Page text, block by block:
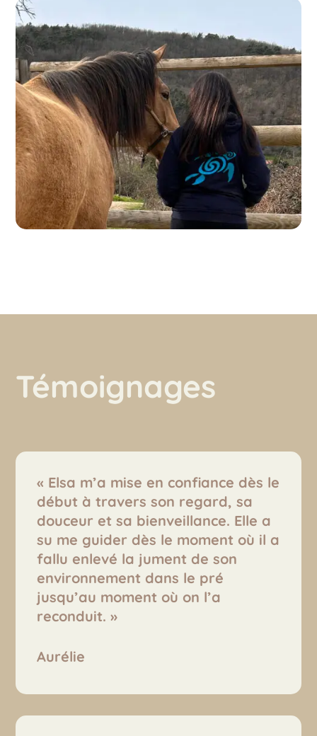
Témoignages
« Elsa m’a mise en confiance dès le
début à travers son regard, sa
douceur et sa bienveillance. Elle a
su me guider dès le moment où il a
fallu enlevé la jument de son
environnement dans le pré
jusqu’au moment où on l’a
reconduit. »
Aurélie